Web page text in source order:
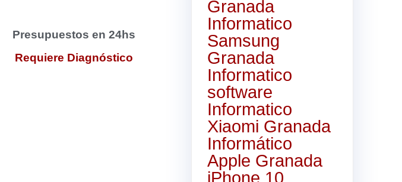
Presupuestos en 24hs
Requiere Diagnóstico
Granada
Informatico
Samsung
Granada
Informatico
software
Informatico
Xiaomi Granada
Informático
Apple Granada
iPhone 10